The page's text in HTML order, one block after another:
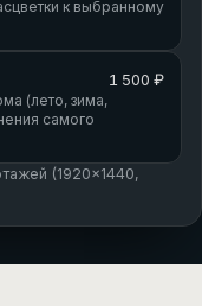
к выбранному
1 500 ₽
(лето, зима,
самого
(1920×1440,